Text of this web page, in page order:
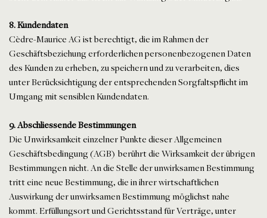
8. Kundendaten
Cèdre-Maurice AG ist berechtigt, die im Rahmen der
Geschäftsbeziehung erforderlichen personenbezogenen Daten
des Kunden zu erheben, zu speichern und zu verarbeiten, dies
unter Berücksichtigung der entsprechenden Sorgfaltspflicht im
Umgang mit sensiblen Kundendaten.
9. Abschliessende Bestimmungen
Die Unwirksamkeit einzelner Punkte dieser Allgemeinen
Geschäftsbedingung (AGB) berührt die Wirksamkeit der übrigen
Bestimmungen nicht. An die Stelle der unwirksamen Bestimmung
tritt eine neue Bestimmung, die in ihrer wirtschaftlichen
Auswirkung der unwirksamen Bestimmung möglichst nahe
kommt. Erfüllungsort und Gerichtsstand für Verträge, unter